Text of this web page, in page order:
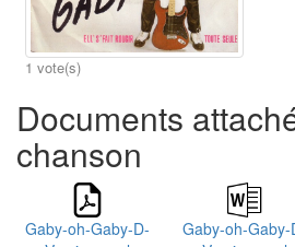
1 vote(s)
Documents
chanson
Gaby-oh-Gaby-D-
Gaby-oh-Gaby-